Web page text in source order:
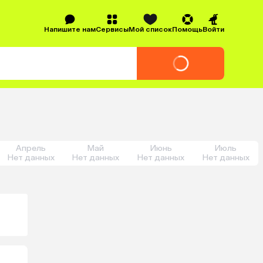
Напишите намСервисыМой списокПомощьВойти
Апрель
Нет данных
Май
Нет данных
Июнь
Нет данных
Июль
Нет данных